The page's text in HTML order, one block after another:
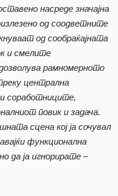
насреде значајна
од соодветните
од сообраќајната
и смелите
рамномерното
централна
соработниците,
повик и задача.
сцена кој ја сочувал
функционална
да ја игнорирате –